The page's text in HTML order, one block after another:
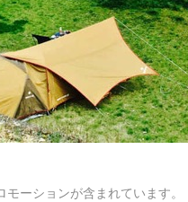
ーションが含まれています。